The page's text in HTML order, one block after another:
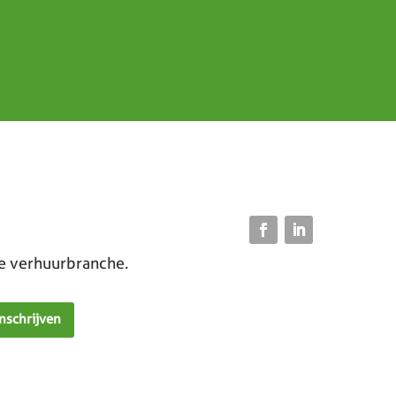
verhuurbranche.
Inschrijven